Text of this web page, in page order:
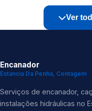
Ver
Encanador
Estancia Da Penha, Contagem
Serviços de encanador,
instalações hidráulicas no